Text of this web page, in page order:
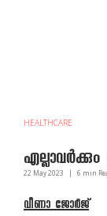
HEALTHCARE
22 May 2023 6 min
വീണാ ജോര്‍ജ്